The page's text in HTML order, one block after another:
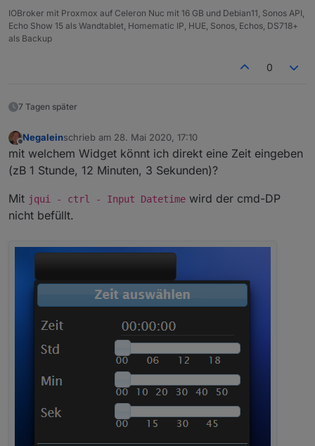
IOBroker mit Proxmox auf Celeron Nuc mit 16 GB und Debian11, Sonos API,
Echo Show 15 als Wandtablet, Homematic IP, HUE, Sonos, Echos, DS718+
als Backup
0
7 Tagen später
Offline
Negaleinschrieb am 28. Mai 2020, 17:10
zuletzt editiert von
mit welchem Widget könnt ich direkt eine Zeit eingeben
(zB 1 Stunde, 12 Minuten, 3 Sekunden)?
Mit jqui - ctrl - Input Datetime wird der cmd-DP
nicht befüllt.